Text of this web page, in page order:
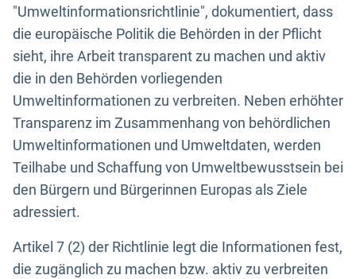
"Umweltinformationsrichtlinie", dokumentiert, dass
die europäische Politik die Behörden in der Pflicht
sieht, ihre Arbeit transparent zu machen und aktiv
die in den Behörden vorliegenden
Umweltinformationen zu verbreiten. Neben erhöhter
Transparenz im Zusammenhang von behördlichen
Umweltinformationen und Umweltdaten, werden
Teilhabe und Schaffung von Umweltbewusstsein bei
den Bürgern und Bürgerinnen Europas als Ziele
adressiert.
Artikel 7 (2) der Richtlinie legt die Informationen fest,
die zugänglich zu machen bzw. aktiv zu verbreiten